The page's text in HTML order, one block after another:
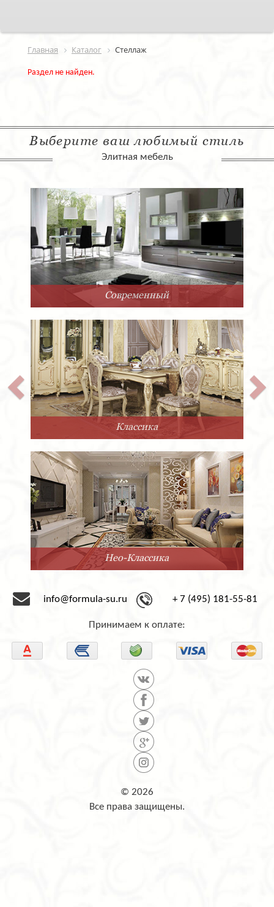
Главная Каталог Стеллаж
Раздел не найден.
Выберите ваш любимый стиль
Элитная мебель
Современный
Классика
Нео-Классика
info@formula-su.ru + 7 (495) 181-55-81
Принимаем к оплате:
© 2026
Все права защищены.